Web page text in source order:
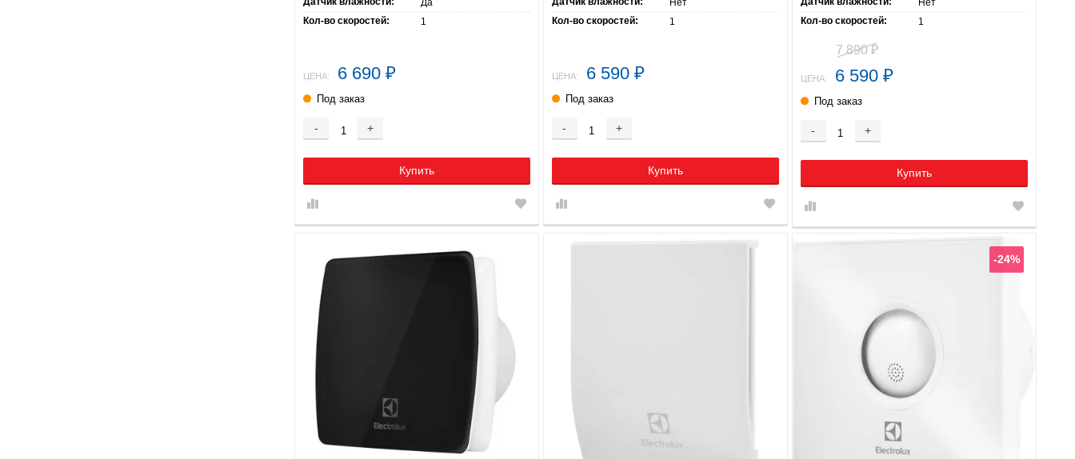
Кол-во скоростей:
1
ЦЕНА: 6 690 ₽
Под заказ
- +
Купить
Кол-во скоростей:
1
ЦЕНА: 6 590 ₽
Под заказ
- +
Купить
Кол-во скоростей:
1
7 890₽
ЦЕНА: 6 590 ₽
Под заказ
- +
Купить
-24%